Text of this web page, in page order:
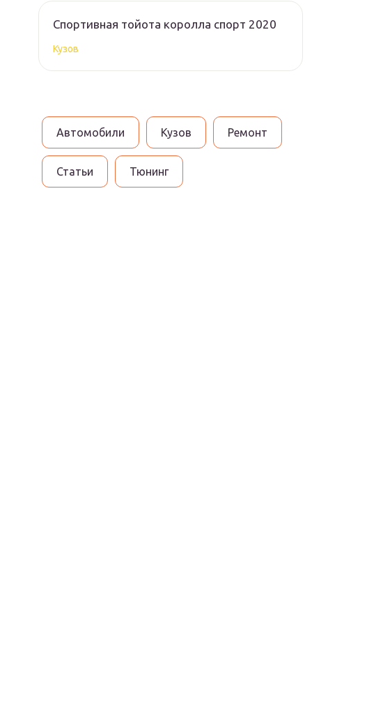
Спортивная тойота королла спорт 2020
Кузов
Автомобили Кузов Ремонт
Статьи Тюнинг